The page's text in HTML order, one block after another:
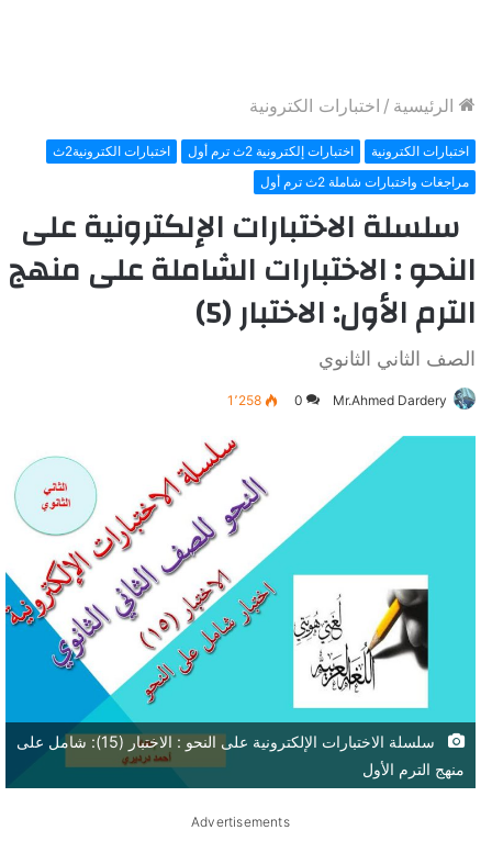
الرئيسية / اختبارات الكترونية
اختبارات الكترونية اختبارات إلكترونية 2ث ترم أول
اختبارات الكترونية2ث
مراجغات واختبارات شاملة 2ث ترم أول
سلسلة الاختبارات الإلكترونية على
النحو : الاختبارات الشاملة على منهج
الترم الأول: الاختبار (5)
الصف الثاني الثانوي
Mr.Ahmed Dardery
0 1٬258
سلسلة الاختبارات الإلكترونية على النحو : الاختبار (15): شامل على
منهج الترم الأول
Advertisements